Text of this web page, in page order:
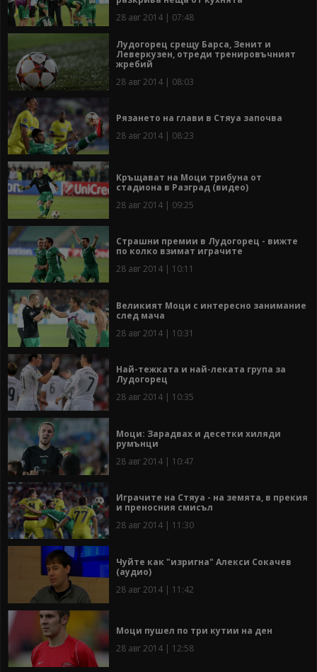
28 авг 2014 | 07:48
Лудогорец срещу Барса, Зенит и
Леверкузен, отреди тренировъчният
жребий
28 авг 2014 | 08:03
Рязането на глави в Стяуа започва
28 авг 2014 | 08:23
Кръщават на Моци трибуна от
стадиона в Разград (видео)
28 авг 2014 | 09:25
Страшни премии в Лудогорец - вижте
по колко взимат играчите
28 авг 2014 | 10:11
Великият Моци с интересно занимание
след мача
28 авг 2014 | 10:31
Най-тежката и най-леката група за
Лудогорец
28 авг 2014 | 10:35
Моци: Зарадвах и десетки хиляди
румънци
28 авг 2014 | 10:47
Играчите на Стяуа - на земята, в прекия
и преносния смисъл
28 авг 2014 | 11:30
Чуйте как "изригна" Алекси Сокачев
(аудио)
28 авг 2014 | 11:42
Моци пушел по три кутии на ден
28 авг 2014 | 12:58